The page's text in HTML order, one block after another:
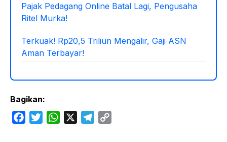
Pajak Pedagang Online Batal Lagi, Pengusaha
Ritel Murka!
Terkuak! Rp20,5 Triliun Mengalir, Gaji ASN
Aman Terbayar!
Bagikan:
W